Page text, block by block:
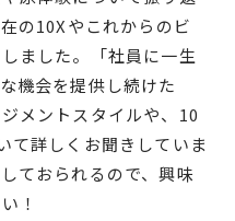
の10Xやこれからのビ
ました。「社員に一生
機会を提供し続けた
メントスタイルや、10
て詳しくお聞きしていま
ておられるので、興味
！